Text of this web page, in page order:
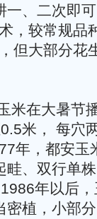
一、二次即
，较常规品
但大部分花
米在大暑节
米， 每穴
年，都安玉
、双行单
年以后
密植，小部